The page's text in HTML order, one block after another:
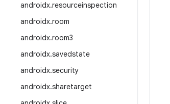
androidx.resourceinspection
androidx.room
androidx.room3
androidx.savedstate
androidx.security
androidx.sharetarget